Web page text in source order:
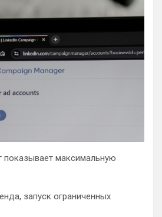
показывает максимальную
запуск ограниченных